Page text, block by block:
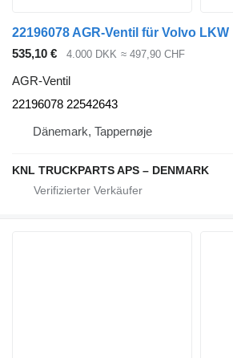
22196078 AGR-Ventil für Volvo LKW
535,10 €
4.000 DKK ≈ 497,90 CHF
AGR-Ventil
22196078 22542643
Dänemark, Tappernøje
KNL TRUCKPARTS APS – DENMARK